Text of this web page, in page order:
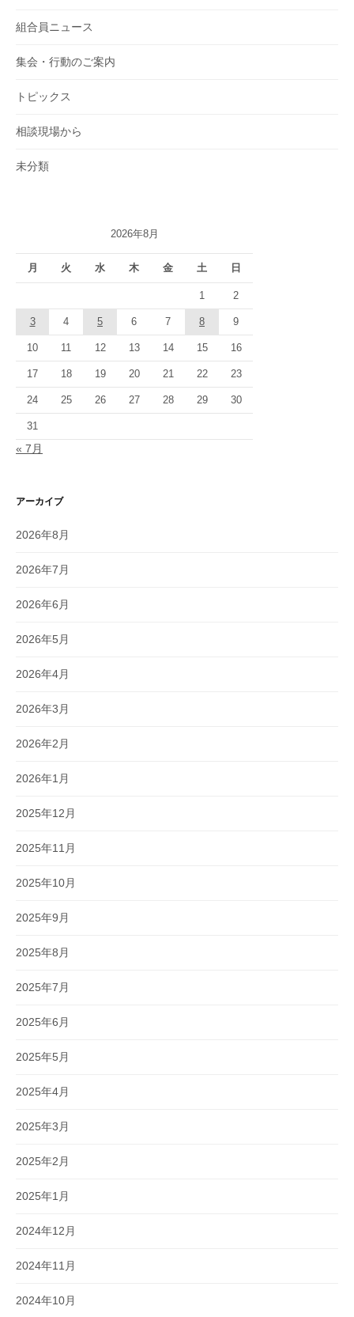
組合員ニュース
集会・行動のご案内
トピックス
相談現場から
未分類
2026年8月
月 火 水 木 金 土 日
1 2
3 4 5 6 7 8 9
10 11 12 13 14 15 16
17 18 19 20 21 22 23
24 25 26 27 28 29 30
31
« 7月
アーカイブ
2026年8月
2026年7月
2026年6月
2026年5月
2026年4月
2026年3月
2026年2月
2026年1月
2025年12月
2025年11月
2025年10月
2025年9月
2025年8月
2025年7月
2025年6月
2025年5月
2025年4月
2025年3月
2025年2月
2025年1月
2024年12月
2024年11月
2024年10月